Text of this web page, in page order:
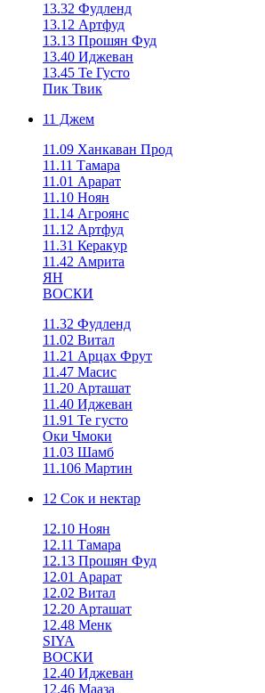
13.32 Фудленд
13.12 Артфуд
13.13 Прошян Фуд
13.40 Иджеван
13.45 Те Густо
Пик Твик
11 Джем
11.09 Ханкаван Прод
11.11 Тамара
11.01 Арарат
11.10 Ноян
11.14 Агроянс
11.12 Артфуд
11.31 Керакур
11.42 Амрита
ЯН
ВОСКИ
11.32 Фудленд
11.02 Витал
11.21 Арцах Фрут
11.47 Масис
11.20 Арташат
11.40 Иджеван
11.91 Те густо
Оки Чмоки
11.03 Шамб
11.106 Мартин
12 Сок и нектар
12.10 Ноян
12.11 Тамара
12.13 Прошян Фуд
12.01 Арарат
12.02 Витал
12.20 Арташат
12.48 Менк
SIYA
ВОСКИ
12.40 Иджеван
12.46 Мааза